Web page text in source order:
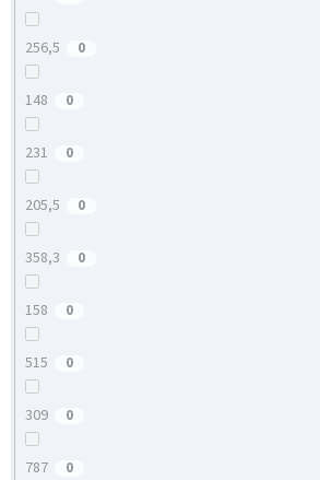
256,5 0
148 0
231 0
205,5 0
358,3 0
158 0
515 0
309 0
787 0